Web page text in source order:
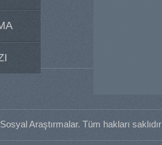
Araştırmalar. Tüm hakları saklıdır